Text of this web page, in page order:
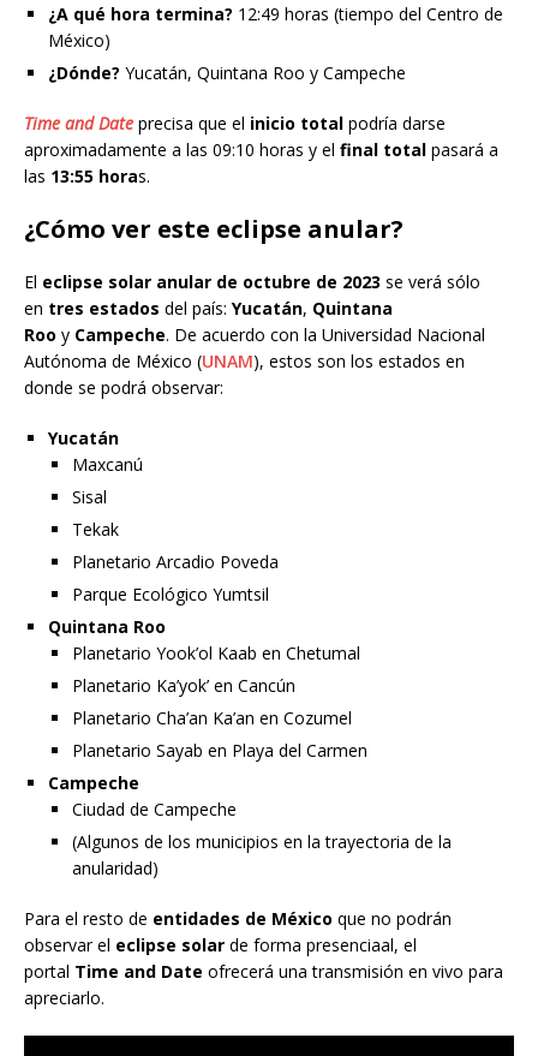
¿A qué hora termina? 12:49 horas (tiempo del Centro de
México)
¿Dónde? Yucatán, Quintana Roo y Campeche
Time and Date precisa que el inicio total podría darse
aproximadamente a las 09:10 horas y el final total pasará a
las 13:55 horas.
¿Cómo ver este eclipse anular?
El eclipse solar anular de octubre de 2023 se verá sólo
en tres estados del país: Yucatán, Quintana
Roo y Campeche. De acuerdo con la Universidad Nacional
Autónoma de México (UNAM), estos son los estados en
donde se podrá observar:
Yucatán
Maxcanú
Sisal
Tekak
Planetario Arcadio Poveda
Parque Ecológico Yumtsil
Quintana Roo
Planetario Yook’ol Kaab en Chetumal
Planetario Ka’yok’ en Cancún
Planetario Cha’an Ka’an en Cozumel
Planetario Sayab en Playa del Carmen
Campeche
Ciudad de Campeche
(Algunos de los municipios en la trayectoria de la
anularidad)
Para el resto de entidades de México que no podrán
observar el eclipse solar de forma presenciaal, el
portal Time and Date ofrecerá una transmisión en vivo para
apreciarlo.